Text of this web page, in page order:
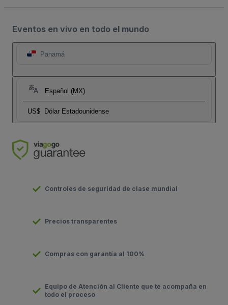
Eventos en vivo en todo el mundo
Panamá
Español (MX)
US$ Dólar Estadounidense
Controles de seguridad de clase mundial
Precios transparentes
Compras con garantía al 100%
Equipo de Atención al Cliente que te acompaña en
todo el proceso